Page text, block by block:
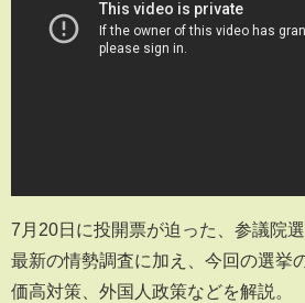
7月20日に投開票が迫った、参議院選
最新の情勢調査に加え、今回の選挙
価高対策、外国人政策などを解説。